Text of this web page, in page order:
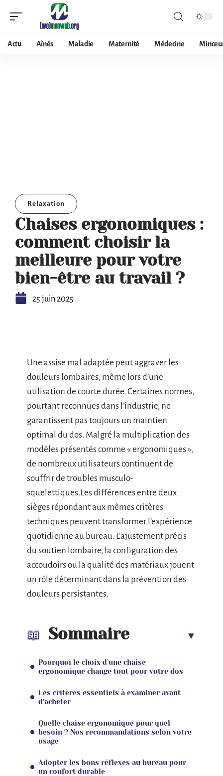
Actu Aînés Maladie Maternité Médecine
Relaxation
Chaises ergonomiques :
comment choisir la
meilleure pour votre
bien-être au travail ?
25 juin 2025
Une assise mal adaptée peut aggraver les
douleurs lombaires, même lors d’une
utilisation de courte durée. Certaines normes,
pourtant reconnues dans l’industrie, ne
garantissent pas toujours un maintien
optimal du dos. Malgré la multiplication des
modèles présentés comme « ergonomiques »,
de nombreux utilisateurs continuent de
souffrir de troubles musculo-
squelettiques.Les différences entre deux
sièges répondant aux mêmes critères
techniques peuvent transformer l’expérience
quotidienne au bureau. L’ajustement précis
du soutien lombaire, la configuration des
accoudoirs ou la qualité des matériaux jouent
un rôle déterminant dans la prévention des
douleurs persistantes.
Sommaire
Pourquoi le choix d’une chaise
ergonomique change tout pour votre dos
Les critères essentiels à examiner avant
d’acheter
Quelle chaise ergonomique pour quel
besoin ? Nos recommandations selon votre
usage
Adopter les bons réflexes au bureau pour
un confort durable